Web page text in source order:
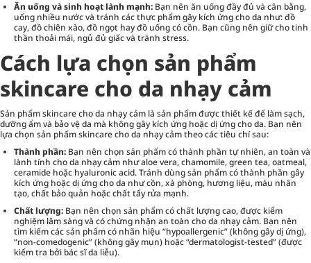
Ăn uống và sinh hoạt lành mạnh: Bạn nên ăn uống đầy đủ và cân bằng,
uống nhiều nước và tránh các thực phẩm gây kích ứng cho da như: đồ
cay, đồ chiên xào, đồ ngọt hay đồ uống có cồn. Bạn cũng nên giữ cho tinh
thần thoải mái, ngủ đủ giấc và tránh stress.
Cách lựa chọn sản phẩm
skincare cho da nhạy cảm
Sản phẩm skincare cho da nhạy cảm là sản phẩm được thiết kế để làm sạch,
dưỡng ẩm và bảo vệ da mà không gây kích ứng hoặc dị ứng cho da. Bạn nên
lựa chọn sản phẩm skincare cho da nhạy cảm theo các tiêu chí sau:
Thành phần: Bạn nên chọn sản phẩm có thành phần tự nhiên, an toàn và
lành tính cho da nhạy cảm như aloe vera, chamomile, green tea, oatmeal,
ceramide hoặc hyaluronic acid. Tránh dùng sản phẩm có thành phần gây
kích ứng hoặc dị ứng cho da như cồn, xà phòng, hương liệu, màu nhân
tạo, chất bảo quản hoặc chất tẩy rửa mạnh.
Chất lượng: Bạn nên chọn sản phẩm có chất lượng cao, được kiểm
nghiệm lâm sàng và có chứng nhận an toàn cho da nhạy cảm. Bạn nên
tìm kiếm các sản phẩm có nhãn hiệu “hypoallergenic” (không gây dị ứng),
“non-comedogenic” (không gây mụn) hoặc “dermatologist-tested” (được
kiểm tra bởi bác sĩ da liễu).